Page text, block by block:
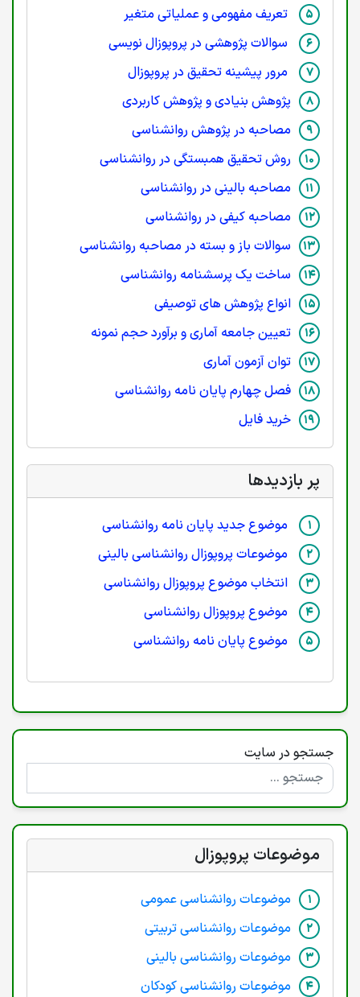
تعریف مفهومی و عملیاتی متغیر
سوالات پژوهشی در پروپوزال نویسی
مرور پیشینه تحقیق در پروپوزال
پژوهش بنیادی و پژوهش کاربردی
مصاحبه در پژوهش روانشناسی
روش تحقیق همبستگی در روانشناسی
مصاحبه بالینی در روانشناسی
مصاحبه کیفی در روانشناسی
سوالات باز و بسته در مصاحبه روانشناسی
ساخت یک پرسشنامه روانشناسی
انواع پژوهش های توصیفی
تعیین جامعه آماری و برآورد حجم نمونه
توان آزمون آماری
فصل چهارم پایان نامه روانشناسی
خرید فایل
پر بازدیدها
موضوع جدید پایان نامه روانشناسی
موضوعات پروپوزال روانشناسی بالینی
انتخاب موضوع پروپوزال روانشناسی
موضوع پروپوزال روانشناسی
موضوع پایان نامه روانشناسی
جستجو در سایت
موضوعات پروپوزال
موضوعات روانشناسی عمومی
موضوعات روانشناسی تربیتی
موضوعات روانشناسی بالینی
موضوعات روانشناسی کودکان